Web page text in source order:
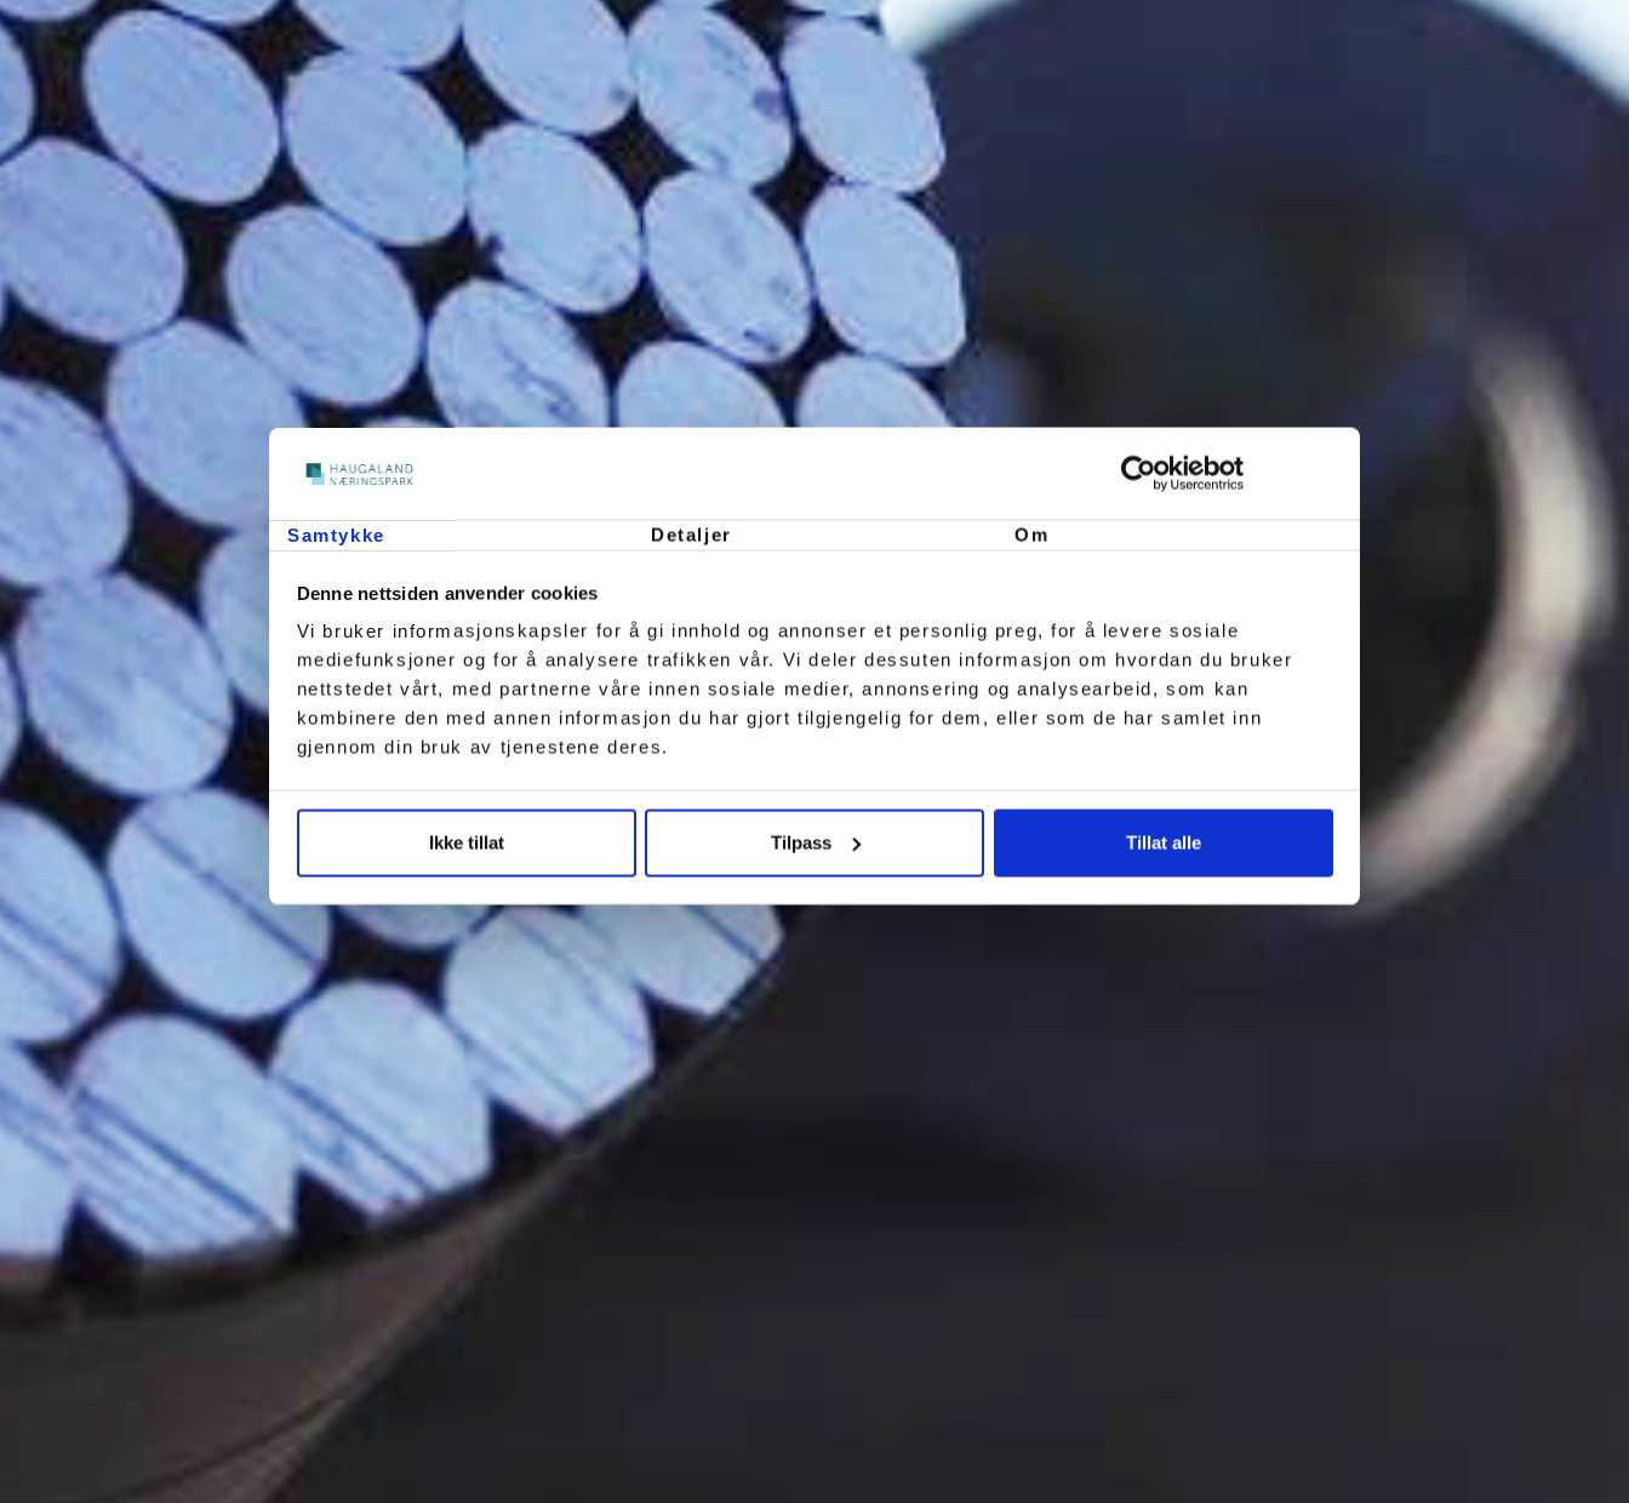
Samtykke Detaljer Om
Denne nettsiden anvender cookies
Vi bruker informasjonskapsler for å gi innhold og annonser et personlig preg, for å levere sosiale
mediefunksjoner og for å analysere trafikken vår. Vi deler dessuten informasjon om hvordan du bruker
nettstedet vårt, med partnerne våre innen sosiale medier, annonsering og analysearbeid, som kan
kombinere den med annen informasjon du har gjort tilgjengelig for dem, eller som de har samlet inn
gjennom din bruk av tjenestene deres.
Ikke tillat Tilpass Tillat alle